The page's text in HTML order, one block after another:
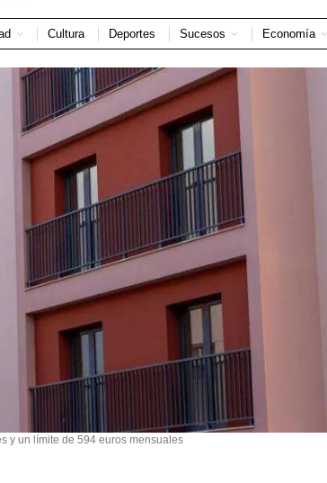
Cultura Deportes Sucesos Economía
y un límite de 594 euros mensuales